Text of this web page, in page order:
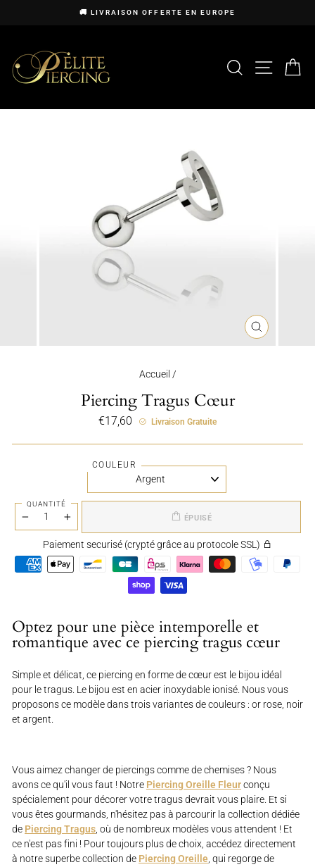
🚚 LIVRAISON OFFERTE EN EUROPE
FERMER
(ESC)
Accueil /
Piercing Tragus Cœur
€17,60
PrixLivraison Gratuite
COULEUR
QUANTITÉ
+
ÉPUISÉ
Paiement securisé (crypté grâce au protocole SSL)
Optez pour une pièce intemporelle et
romantique avec ce piercing tragus cœur
Simple et délicat, ce piercing en forme de cœur est le bijou idéal
pour le tragus. Le bijou est en acier inoxydable ionisé. Nous vous
proposons ce modèle dans trois variantes de couleurs : or rose, noir
et argent.
Vous aimez changer de piercings comme de chemises ? Nous
avons ce qu'il vous faut ! Notre Piercing Oreille Fleurconçu
spécialement pour décorer votre tragus devrait vous plaire. Et si
vous êtes gourmands, n'hésitez pas à parcourir la collection dédiée
de Piercing Tragus, où de nombreux modèles vous attendent ! Et
ce n'est pas fini ! Pour toujours plus de choix, accédez directement
à notre superbe collection de Piercing Oreille, qui regorge de